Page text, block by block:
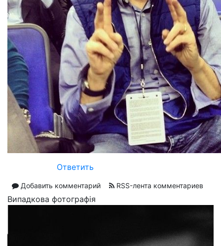
Ответить
Добавить комментарий RSS-лента комментариев
Випадкова фотографія